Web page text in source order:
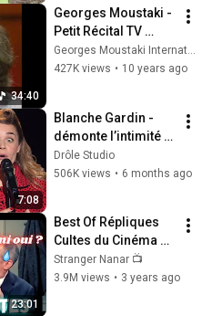
34:40
Georges Moustaki -
Petit Récital TV
[1976]
Georges Moustaki International Fan Club
427K views • 10 years ago
7:08
Blanche Gardin -
démonte l’intimité
moderne - gênant,
honnête & hilarant
Drôle Studio
506K views • 6 months ago
23:01
Best Of Répliques
Cultes du Cinéma
Français
#répliquescultes
Stranger Nanar 📺
3.9M views • 3 years ago